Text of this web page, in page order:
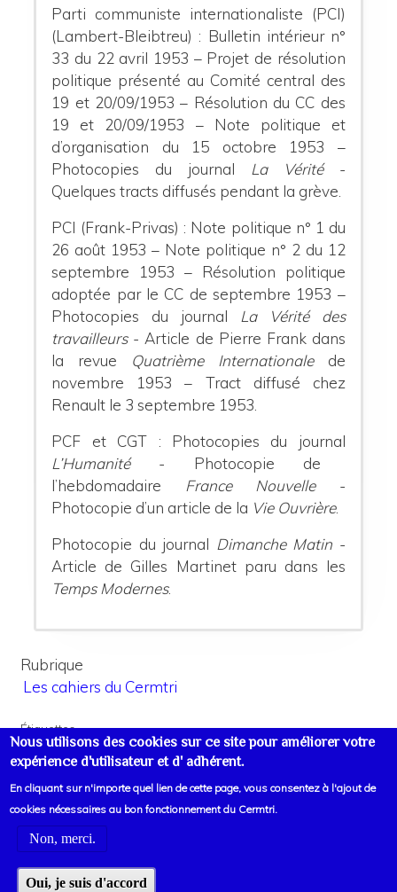
Nous utilisons des cookies sur ce site pour améliorer votre
expérience d'utilisateur et d' adhérent.
En cliquant sur n'importe quel lien de cette page, vous consentez à l'ajout de
cookies nécessaires au bon fonctionnement du Cermtri.
Non, merci.
Oui, je suis d'accord
Parti communiste internationaliste (PCI)
(Lambert-Bleibtreu) : Bulletin intérieur n°
33 du 22 avril 1953 – Projet de résolution
politique présenté au Comité central des
19 et 20/09/1953 – Résolution du CC des
19 et 20/09/1953 – Note politique et
d’organisation du 15 octobre 1953 –
Photocopies du journal La Vérité-
Quelques tracts diffusés pendant la grève.
PCI (Frank-Privas) : Note politique n° 1 du
26 août 1953 – Note politique n° 2 du 12
septembre 1953 – Résolution politique
adoptée par le CC de septembre 1953 –
Photocopies du journal La Vérité des
travailleurs- Article de Pierre Frank dans
la revue Quatrième Internationale de
novembre 1953 – Tract diffusé chez
Renault le 3 septembre 1953.
PCF et CGT : Photocopies du journal
L’Humanité- Photocopie de
l’hebdomadaire France Nouvelle-
Photocopie d’un article de la Vie Ouvrière.
Photocopie du journal Dimanche Matin -
Article de Gilles Martinet paru dans les
Temps Modernes.
Rubrique
Les cahiers du Cermtri
Étiquettes
France : Luttes des classes
Voir liens d'informations